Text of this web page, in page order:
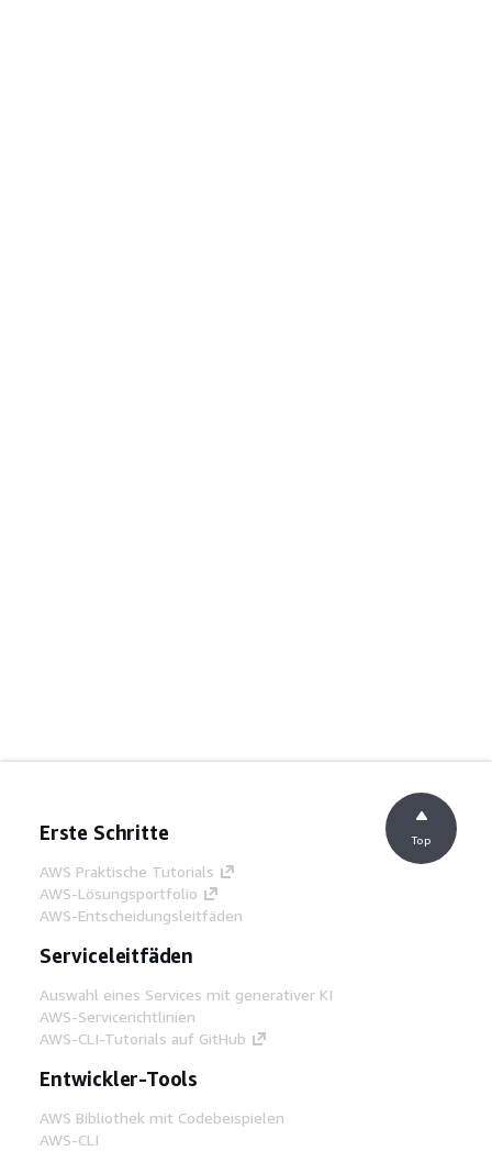
Erste Schritte
AWS Praktische Tutorials
AWS-Lösungsportfolio
AWS-Entscheidungsleitfäden
Serviceleitfäden
Auswahl eines Services mit generativer KI
AWS-Servicerichtlinien
AWS-CLI-Tutorials auf GitHub
Entwickler-Tools
AWS Bibliothek mit Codebeispielen
AWS-CLI
Top